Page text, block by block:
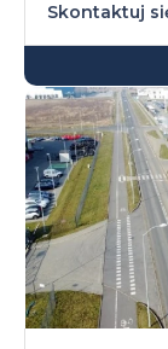
Skontaktuj